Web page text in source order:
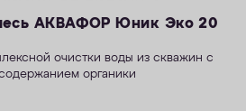
АКВАФОР Юник Эко 20
очистки воды из скважин с
органики